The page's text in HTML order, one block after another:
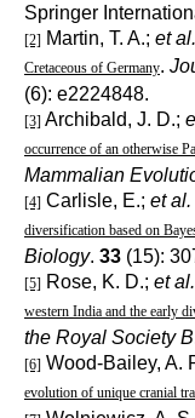
Springer
[2] Martin, T. A.; et al.
Cretaceous of Germany.
(6): e2224848.
[3] Archibald, J. D.;
occurrence of an otherwise
Mammalian
[4] Carlisle, E.; et al.
diversification based on
Biology. 33 (15):
[5] Rose, K. D.; et al.
western India and the early
the Royal Society B
[6] Wood-Bailey, A.
evolution of unique cranial